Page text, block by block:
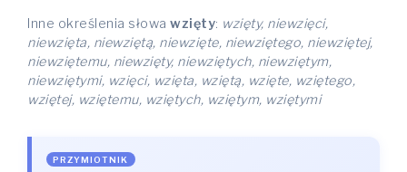
Inne określenia słowa wzięty: wzięty, niewzięci,
niewzięta, niewziętą, niewzięte, niewziętego, niewziętej,
niewziętemu, niewzięty, niewziętych, niewziętym,
niewziętymi, wzięci, wzięta, wziętą, wzięte, wziętego,
wziętej, wziętemu, wziętych, wziętym, wziętymi
PRZYMIOTNIK